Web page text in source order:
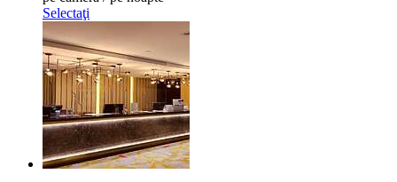
Selectaţi